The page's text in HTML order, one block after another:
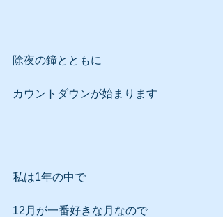
除夜の鐘とともに
カウントダウンが始まります
私は1年の中で
12月が一番好きな月なので